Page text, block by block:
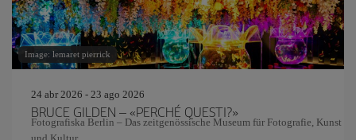
Image: lemaret pierrick
24 abr 2026 - 23 ago 2026
BRUCE GILDEN – «PERCHÉ QUESTI?»
Fotografiska Berlin – Das zeitgenössische Museum für Fotografie, Kunst